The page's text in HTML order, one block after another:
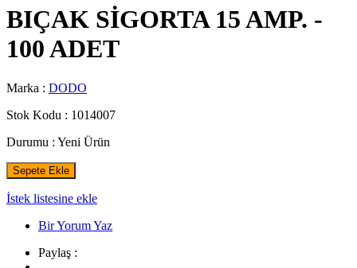
BIÇAK SİGORTA 15 AMP. -
100 ADET
Marka : DODO
Stok Kodu : 1014007
Durumu : Yeni Ürün
Sepete Ekle
İstek listesine ekle
Bir Yorum Yaz
Paylaş :